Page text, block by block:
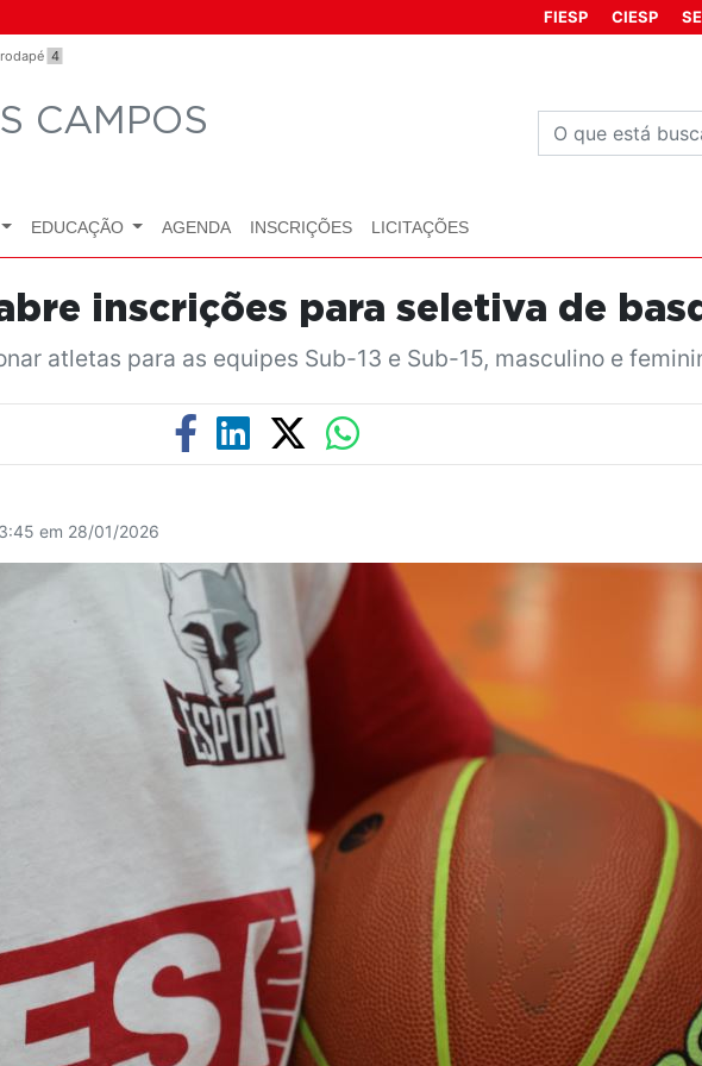
4
FIESP CIESP
CAMPOS
EDUCAÇÃO AGENDA INSCRIÇÕES LICITAÇÕES
abre inscrições para seletiva de
atletas para as equipes Sub-13 e Sub-15, masculino e
em 28/01/2026